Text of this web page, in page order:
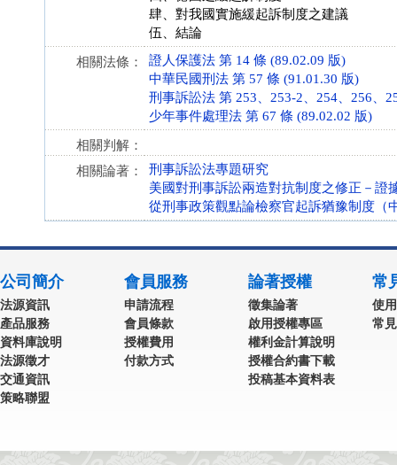
肆、對我國實施緩起訴制度之建議
伍、結論
相關法條：
證人保護法 第 14 條 (89.02.09 版)
中華民國刑法 第 57 條 (91.01.30 版)
刑事訴訟法 第 253、253-2、254、256、
少年事件處理法 第 67 條 (89.02.02 版)
相關判解：
相關論著：
刑事訴訟法專題研究
美國對刑事訴訟兩造對抗制度之修正－證
從刑事政策觀點論檢察官起訴猶豫制度（
公司簡介
法源資訊
產品服務
資料庫說明
法源徵才
交通資訊
策略聯盟
會員服務
申請流程
會員條款
授權費用
付款方式
論著授權
徵集論著
啟用授權專區
權利金計算說明
授權合約書下載
投稿基本資料表
常
使
常